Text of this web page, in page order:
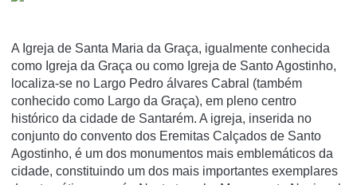
A Igreja de Santa Maria da Graça, igualmente conhecida
como Igreja da Graça ou como Igreja de Santo Agostinho,
localiza-se no Largo Pedro álvares Cabral (também
conhecido como Largo da Graça), em pleno centro
histórico da cidade de Santarém. A igreja, inserida no
conjunto do convento dos Eremitas Calçados de Santo
Agostinho, é um dos monumentos mais emblemáticos da
cidade, constituindo um dos mais importantes exemplares